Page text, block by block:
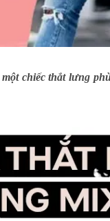
chiếc thắt lưng